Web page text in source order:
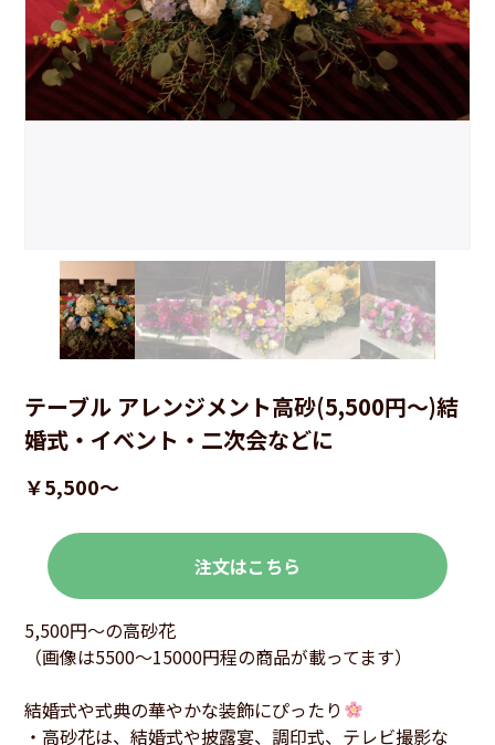
テーブル アレンジメント高砂(5,500円～)結
婚式・イベント・二次会などに
￥5,500～
注文はこちら
5,500円～の高砂花
（画像は5500～15000円程の商品が載ってます）
結婚式や式典の華やかな装飾にぴったり
・高砂花は、結婚式や披露宴、調印式、テレビ撮影な